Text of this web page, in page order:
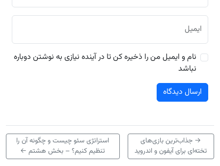
ایمیل
نام و ایمیل من را ذخیره کن تا در آینده نیازی به نوشتن دوباره
نباشد
→ جذاب‌ترین بازی‌های
تخته‌ای برای آیفون و اندروید
استراتژی سئو چیست و چگونه آن را
تنظیم کنیم؟ – بخش هشتم ←